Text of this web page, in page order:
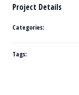
Project Details
Categories:
Tags: